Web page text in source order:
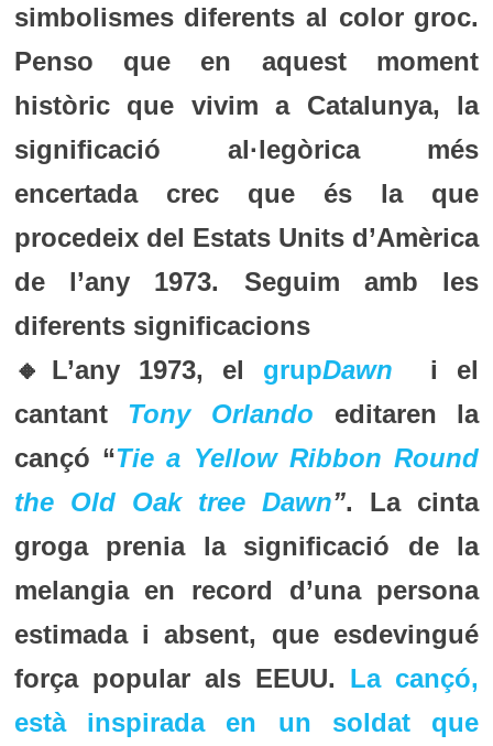
simbolismes diferents al color groc.
Penso que en aquest moment
històric que vivim a Catalunya, la
significació al·legòrica més
encertada crec que és la que
procedeix del Estats Units d’Amèrica
de l’any 1973. Seguim amb les
diferents significacions
🔸L’any 1973, el grupDawn i el
cantant Tony Orlando editaren la
cançó “Tie a Yellow Ribbon Round
the Old Oak tree Dawn”. La cinta
groga prenia la significació de la
melangia en record d’una persona
estimada i absent, que esdevingué
força popular als EEUU. La cançó,
està inspirada en un soldat que